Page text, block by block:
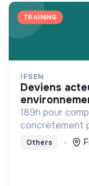
TRAINING
IFSEN
deviens acteur·rice de la santé
189h pour
concrètement
planétaire
Others